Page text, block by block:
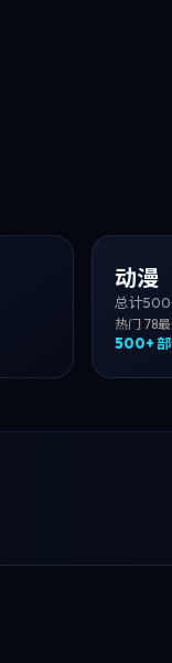
动漫
总计
热门 78
500+